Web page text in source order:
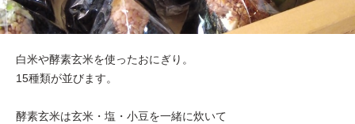
白米や酵素玄米を使ったおにぎり。
15種類が並びます。
酵素玄米は玄米・塩・小豆を一緒に炊いて